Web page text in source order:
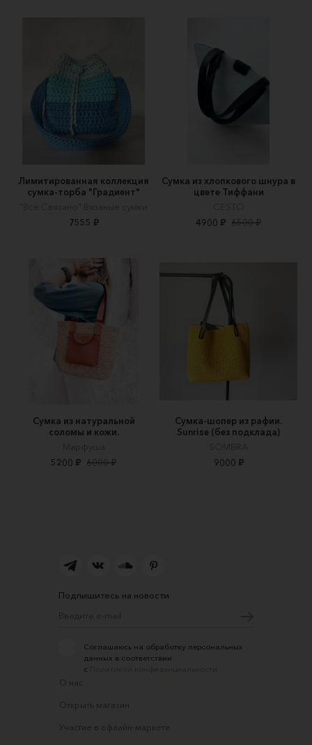
Лимитированная коллекция
сумка-торба "Градиент"
"Всё Связано" Вязаные сумки
7555 ₽
Сумка из хлопкового шнура в
цвете Тиффани
CESTO
4900 ₽ 6500 ₽
Сумка из натуральной
соломы и кожи.
Марфуша
5200 ₽ 6000 ₽
Сумка-шопер из рафии.
Sunrise (без подклада)
SOMBRA
9000 ₽
Подпишитесь на новости
Соглашаюсь на обработку персональных
данных в соответствии
с
О нас
Открыть магазин
Участие в офлайн-маркете